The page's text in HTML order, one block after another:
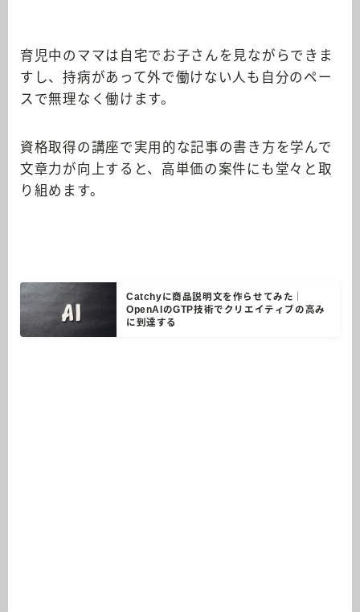
育児中のママは自宅でお子さんを見ながらできま
すし、持病があって外で働けない人も自分のペー
スで無理なく働けます。
資格取得の講座で実用的な記事の書き方を学んで
文章力が向上すると、高単価の案件にも堂々と取
り組めます。
Catchyに商品説明文を作らせてみた｜
OpenAIのGTP技術でクリエイティブの高み
に到達する